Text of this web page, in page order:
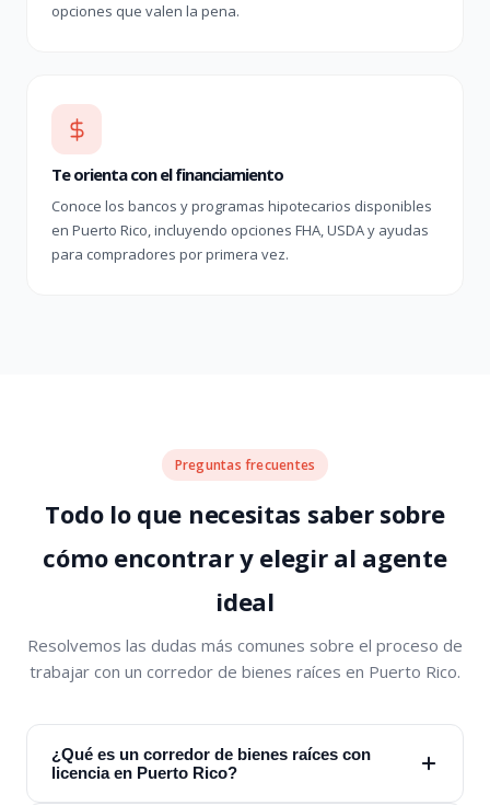
opciones que valen la pena.
Te orienta con el financiamiento
Conoce los bancos y programas hipotecarios disponibles
en Puerto Rico, incluyendo opciones FHA, USDA y ayudas
para compradores por primera vez.
Preguntas frecuentes
Todo lo que necesitas saber sobre
cómo encontrar y elegir al agente
ideal
Resolvemos las dudas más comunes sobre el proceso de
trabajar con un corredor de bienes raíces en Puerto Rico.
¿Qué es un corredor de bienes raíces con
licencia en Puerto Rico?